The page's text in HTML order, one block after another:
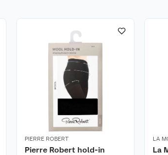
PIERRE ROBERT
Pierre Robert hold-in
LA
La